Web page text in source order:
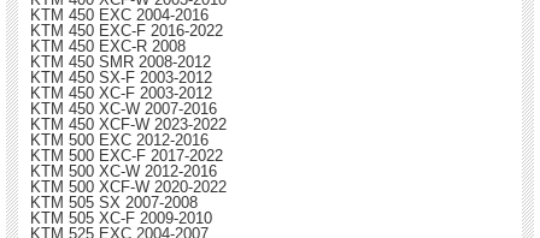
KTM 450 EXC 2004-2016
KTM 450 EXC-F 2016-2022
KTM 450 EXC-R 2008
KTM 450 SMR 2008-2012
KTM 450 SX-F 2003-2012
KTM 450 XC-F 2003-2012
KTM 450 XC-W 2007-2016
KTM 450 XCF-W 2023-2022
KTM 500 EXC 2012-2016
KTM 500 EXC-F 2017-2022
KTM 500 XC-W 2012-2016
KTM 500 XCF-W 2020-2022
KTM 505 SX 2007-2008
KTM 505 XC-F 2009-2010
KTM 525 EXC 2004-2007